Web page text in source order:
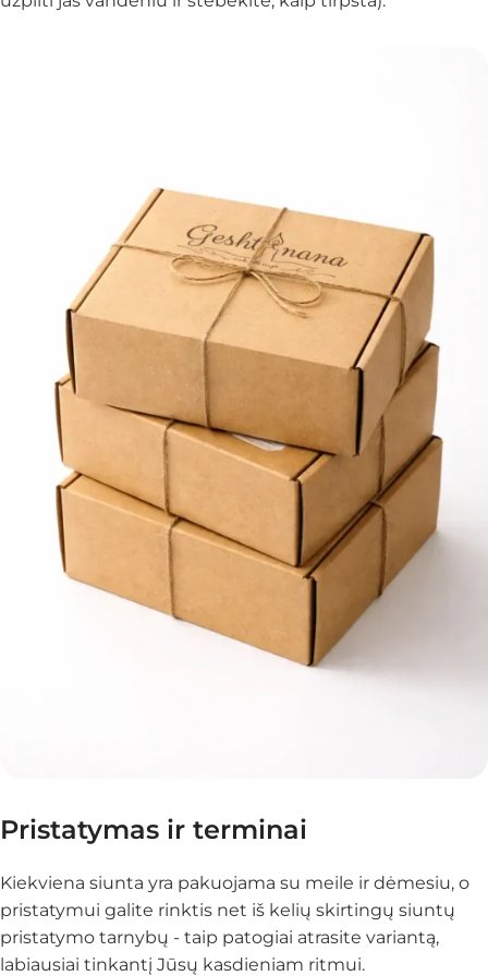
Pristatymas ir terminai
Kiekviena siunta yra pakuojama su meile ir dėmesiu, o
pristatymui galite rinktis net iš kelių skirtingų siuntų
pristatymo tarnybų - taip patogiai atrasite variantą,
labiausiai tinkantį Jūsų kasdieniam ritmui.